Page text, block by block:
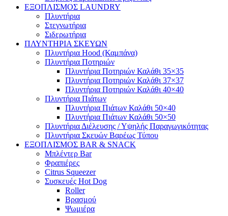
ΕΞΟΠΛΙΣΜΟΣ LAUNDRY
Πλυντήρια
Στεγνωτήρια
Σιδερωτήρια
ΠΛΥΝΤΗΡΙΑ ΣΚΕΥΩΝ
Πλυντήρια Hood (Καμπάνα)
Πλυντήρια Ποτηριών
Πλυντήρια Ποτηριών Καλάθι 35×35
Πλυντήρια Ποτηριών Καλάθι 37×37
Πλυντήρια Ποτηριών Καλάθι 40×40
Πλυντήρια Πιάτων
Πλυντήρια Πιάτων Καλάθι 50×40
Πλυντήρια Πιάτων Καλάθι 50×50
Πλυντήρια Διέλευσης / Υψηλής Παραγωγικότητας
Πλυντήρια Σκευών Βαρέως Τύπου
ΕΞΟΠΛΙΣΜΟΣ BAR & SNACK
Μπλέντερ Bar
Φραπιέρες
Citrus Squeezer
Συσκευές Hot Dog
Roller
Βρασμού
Ψωμιέρα